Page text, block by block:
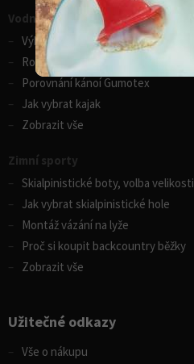
Vodní sporty
Výběr pádla na paddleboard
Rozdíly v paddleboardech
Porovnání kánoí Gumotex
Jak vybrat kajak
Zobrazit vše
Zimní sporty
Skialpinistické boty, volba velikosti
Jak vybrat skialpinistické hole
Montáž vázání na lyže
Proč si koupit backcountry běžky
Zobrazit vše
Užitečné odkazy
Vše o nákupu